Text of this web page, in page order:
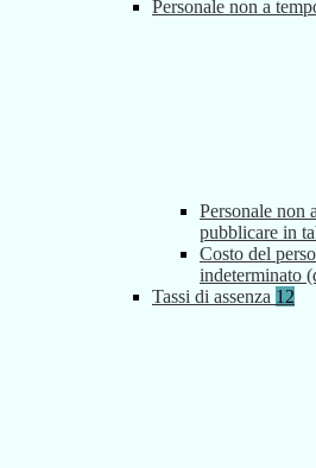
Personale non a
Personale non
pubblicare in
Costo del
indeterminato
Tassi di assenza 12